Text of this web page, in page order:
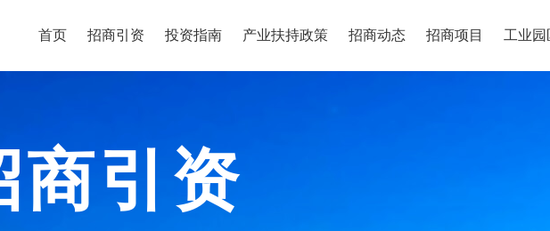
首页 招商引资 投资指南 产业扶持政策 招商动态 招商项目 工业园
商引资